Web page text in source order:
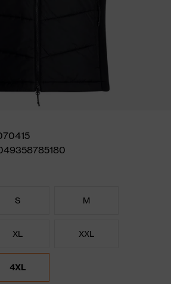
S M
XL XXL
4XL